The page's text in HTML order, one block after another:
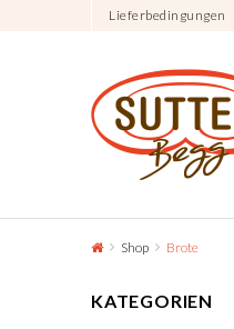
Lieferbedingungen
Shop Brote
KATEGORIEN